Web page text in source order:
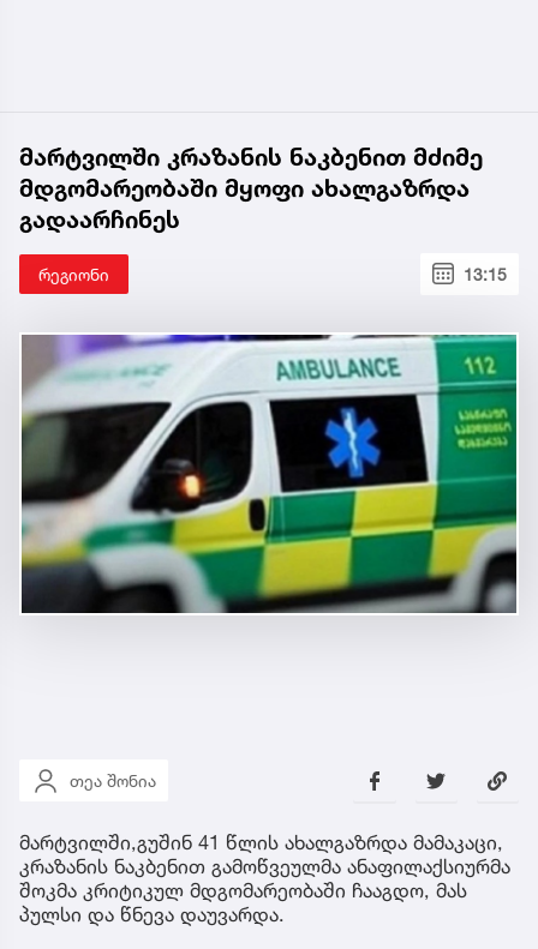
მარტვილში კრაზანის ნაკბენით მძიმე
მდგომარეობაში მყოფი ახალგაზრდა
გადაარჩინეს
რეგიონი 13:15
თეა შონია
მარტვილში,გუშინ 41 წლის ახალგაზრდა მამაკაცი,
კრაზანის ნაკბენით გამოწვეულმა ანაფილაქსიურმა
შოკმა კრიტიკულ მდგომარეობაში ჩააგდო, მას
პულსი და წნევა დაუვარდა.